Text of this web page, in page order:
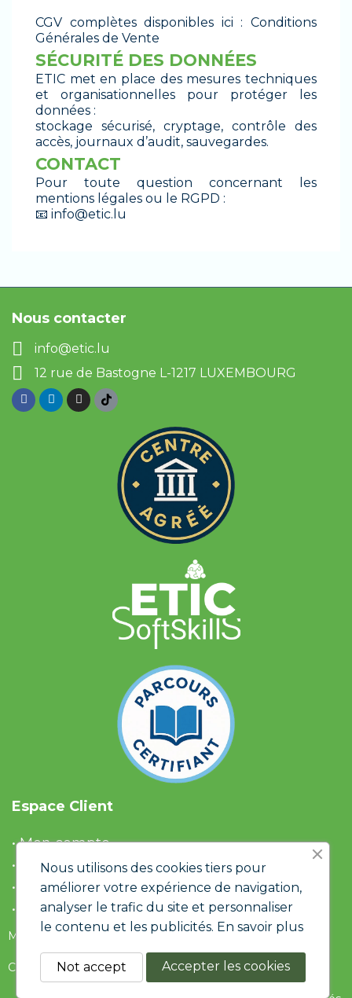
CGV complètes disponibles ici : Conditions
Générales de Vente
SÉCURITÉ DES DONNÉES
ETIC met en place des mesures techniques
et organisationnelles pour protéger les
données :
stockage sécurisé, cryptage, contrôle des
accès, journaux d’audit, sauvegardes.
CONTACT
Pour toute question concernant les
mentions légales ou le RGPD :
📧 info@etic.lu
Nous contacter
info@etic.lu
12 rue de Bastogne L-1217 LUXEMBOURG
Espace Client
• Mon compte
• Liste d'envies
• Panier
• Historique de commandes
Mentions Légales & RGPD
Conditions générales de ventes
Nous utilisons des cookies tiers pour
améliorer votre expérience de navigation,
analyser le trafic du site et personnaliser
le contenu et les publicités. En savoir plus
Accepter les cookies
Not accept